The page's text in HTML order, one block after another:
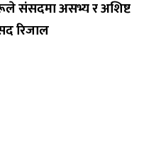
संसदमा असभ्य र अशिष्ट
रिजाल